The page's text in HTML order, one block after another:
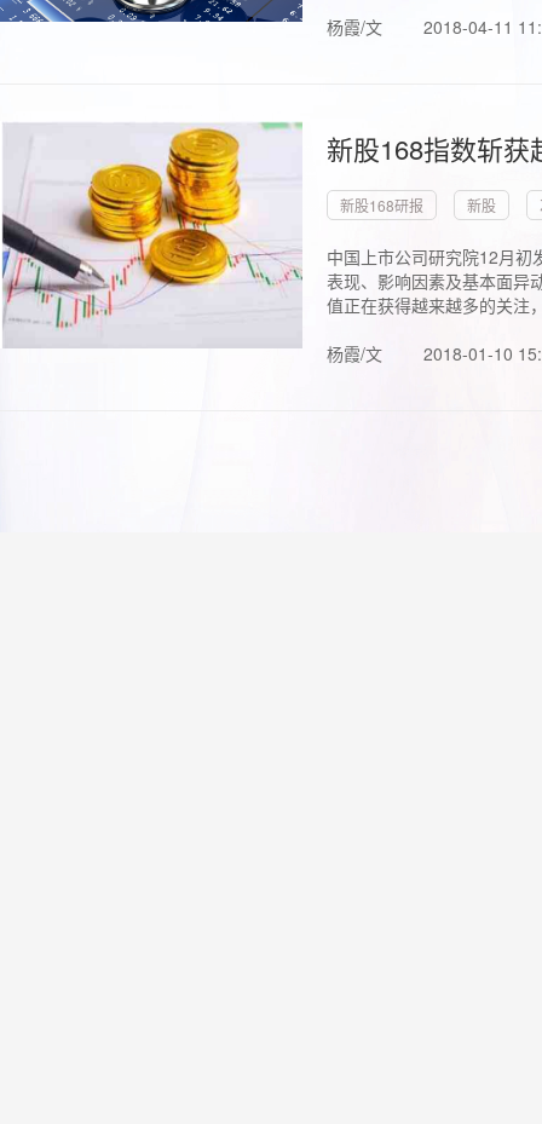
杨霞/文
2018-04-11
新股168指数斩
新股168研报 新股
中国上市公司研究院12月初
表现、影响因素及基本面异
值正在获得越来越多的关注
杨霞/文
2018-01-10